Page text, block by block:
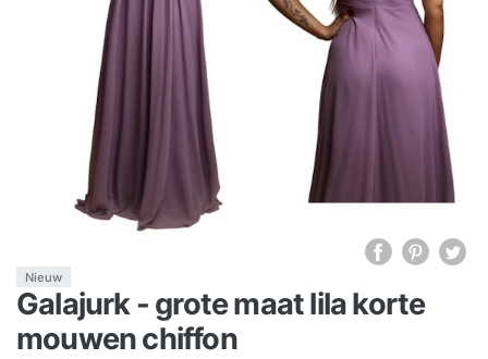
Nieuw
Galajurk - grote maat lila korte
mouwen chiffon